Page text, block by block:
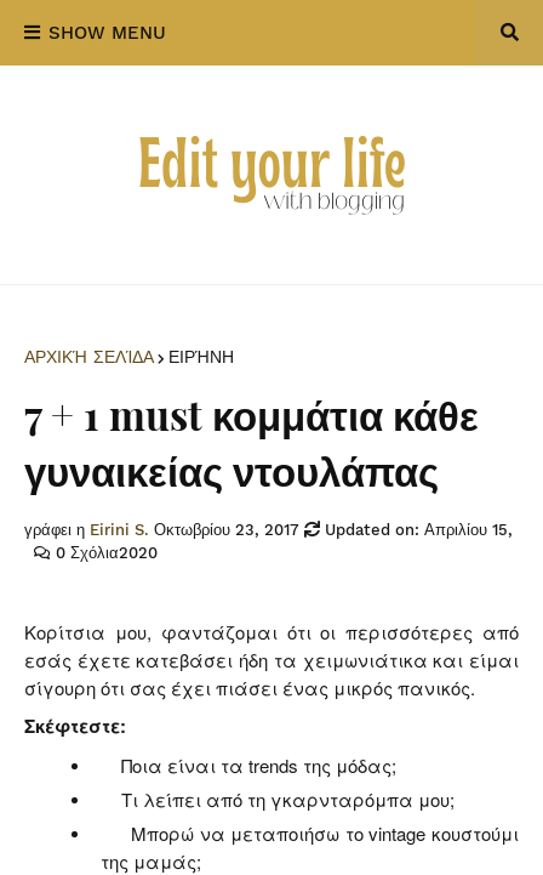
SHOW MENU
ΑΡΧΙΚΉ ΣΕΛΊΔΑ ΕΙΡΉΝΗ
7 + 1 must κομμάτια κάθε
γυναικείας ντουλάπας
γράφει η Eirini S. Οκτωβρίου 23, 2017
Updated on: Απριλίου 15,
2020
0 Σχόλια
Κορίτσια μου, φαντάζομαι ότι οι περισσότερες από
εσάς έχετε κατεβάσει ήδη τα χειμωνιάτικα και είμαι
σίγουρη ότι σας έχει πιάσει ένας μικρός πανικός.
Σκέφτεστε:
Ποια είναι τα trends της μόδας;
Τι λείπει από τη γκαρνταρόμπα μου;
Μπορώ να μεταποιήσω το vintage κουστούμι
της μαμάς;